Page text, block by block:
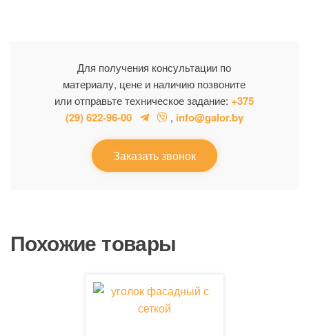
Для получения консультации по
материалу, цене и наличию позвоните
или отправьте техническое задание: +375
(29) 622-96-00
, info@galor.by
Заказать звонок
Похожие товары